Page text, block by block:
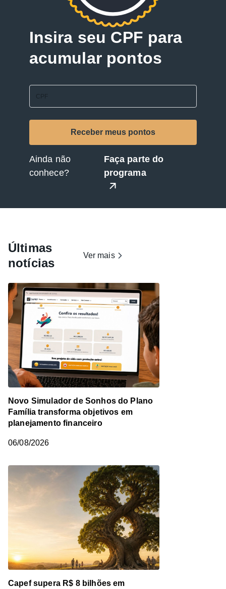
Insira seu CPF para
acumular pontos
Ainda não
conhece?
Faça parte do
programa
Últimas
notícias
Ver mais
Novo Simulador de Sonhos do Plano
Família transforma objetivos em
planejamento financeiro
06/08/2026
Capef supera R$ 8 bilhões em